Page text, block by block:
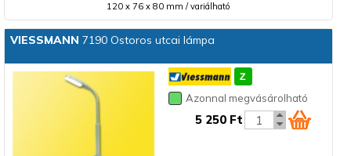
120 x 76 x 80 mm / variálható
VIESSMANN 7190 Ostoros utcai lámpa
Azonnal megvásárolható
5 250 Ft